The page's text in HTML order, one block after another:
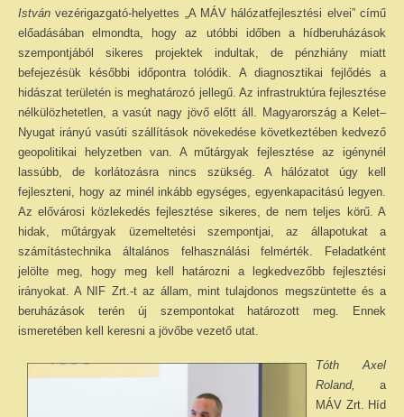
István vezérigazgató-helyettes „A MÁV hálózatfejlesztési elvei” című
előadásában elmondta, hogy az utóbbi időben a hídberuházások
szempontjából sikeres projektek indultak, de pénzhiány miatt
befejezésük későbbi időpontra tolódik. A diagnosztikai fejlődés a
hidászat területén is meghatározó jellegű. Az infrastruktúra fejlesztése
nélkülözhetetlen, a vasút nagy jövő előtt áll. Magyarország a Kelet–
Nyugat irányú vasúti szállítások növekedése következtében kedvező
geopolitikai helyzetben van. A műtárgyak fejlesztése az igénynél
lassúbb, de korlátozásra nincs szükség. A hálózatot úgy kell
fejleszteni, hogy az minél inkább egységes, egyenkapacitású legyen.
Az elővárosi közlekedés fejlesztése sikeres, de nem teljes körű. A
hidak, műtárgyak üzemeltetési szempontjai, az állapotukat a
számítástechnika általános felhasználási felmérték. Feladatként
jelölte meg, hogy meg kell határozni a legkedvezőbb fejlesztési
irányokat. A NIF Zrt.-t az állam, mint tulajdonos megszüntette és a
beruházások terén új szempontokat határozott meg. Ennek
ismeretében kell keresni a jövőbe vezető utat.
Tóth Axel
Roland, a
MÁV Zrt. Híd